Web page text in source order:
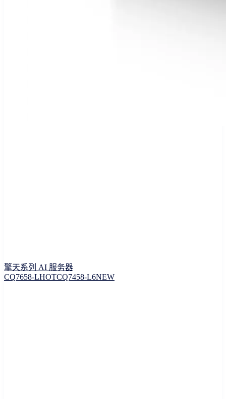
擎天系列 AI 服务器
CQ7658-LHOTCQ7458-L6NEW